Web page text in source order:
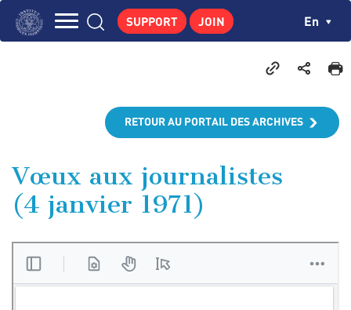
Skip
CENTRE DE RECHERCHES
PUBLICATIONS
NEWS
PEDAGOGICAL AREA
SUPPORT JOIN En
RETOUR AU PORTAIL DES ARCHIVES
Vœux aux journalistes
(4 janvier 1971)
Cookies management panel